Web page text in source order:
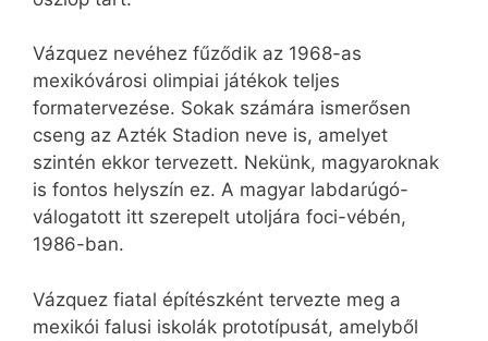
Vázquez nevéhez fűződik az 1968-as
mexikóvárosi olimpiai játékok teljes
formatervezése. Sokak számára ismerősen
cseng az Azték Stadion neve is, amelyet
szintén ekkor tervezett. Nekünk, magyaroknak
is fontos helyszín ez. A magyar labdarúgó-
válogatott itt szerepelt utoljára foci-vébén,
1986-ban.
Vázquez fiatal építészként tervezte meg a
mexikói falusi iskolák prototípusát, amelyből